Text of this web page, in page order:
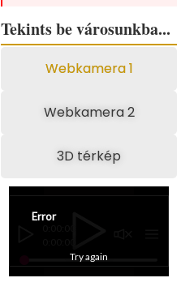
Tekints be városunkba...
Webkamera 1
Webkamera 2
3D térkép
Error
Connection to server lost.
Please check your internet
connection and click 'Try
Try again